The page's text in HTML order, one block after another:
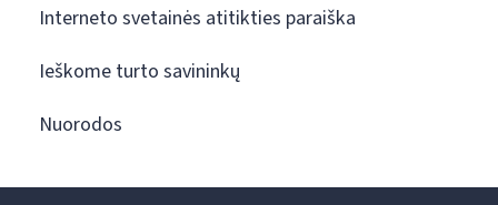
Interneto svetainės atitikties paraiška
Ieškome turto savininkų
Nuorodos